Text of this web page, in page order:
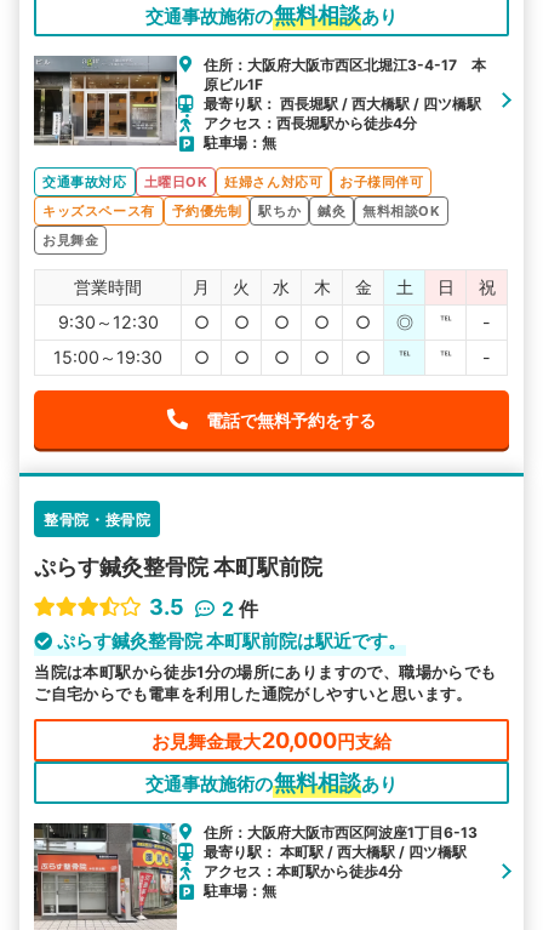
交通事故施術の無料相談あり
住所：大阪府大阪市西区北堀江3-4-17 本
原ビル1F
最寄り駅： 西長堀駅 / 西大橋駅 / 四ツ橋駅
アクセス：西長堀駅から徒歩4分
駐車場：無
交通事故対応 土曜日OK 妊婦さん対応可
お子様同伴可
キッズスペース有
予約優先制 駅ちか 鍼灸
無料相談OK
お見舞金
営業時間 月 火 水 木 金 土 日
祝
9:30～12:30
○ ○ ○ ○ ○ ◎ ℡
-
15:00～19:30
○ ○ ○ ○ ○ ℡ ℡ -
電話で無料予約をする
整骨院・接骨院
ぷらす鍼灸整骨院 本町駅前院
3.5
2 件
ぷらす鍼灸整骨院 本町駅前院は駅近です。
当院は本町駅から徒歩1分の場所にありますので、職場からでも
ご自宅からでも電車を利用した通院がしやすいと思います。
お見舞金最大20,000円支給
交通事故施術の無料相談あり
住所：大阪府大阪市西区阿波座1丁目6-13
最寄り駅： 本町駅 / 西大橋駅 / 四ツ橋駅
アクセス：本町駅から徒歩4分
駐車場：無